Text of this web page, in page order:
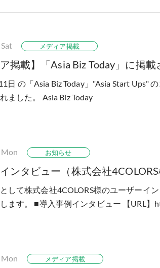
Sat メディア掲載
ア掲載】「Asia Biz Today」に掲載
日 の「Asia Biz Today」"Asia Start Ups"
ました。 Asia Biz Today
Mon お知らせ
ンタビュー（株式会社
して株式会社4COLORS様のユーザーイ
ます。 ■導入事例インタビュー 【URL】
Mon メディア掲載